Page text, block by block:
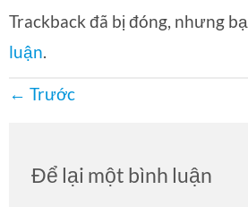
Trackback đã bị đóng, nhưng
luận.
← Trước
Để lại một bình luận